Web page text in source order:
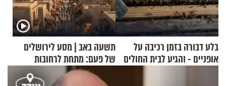
בלע דבורה בזמן רכיבה על
אופניים - והגיע לבית החולים
תשעה באב | מסע לירושלים
של פעם: מתחת לרחובות
ירושלים